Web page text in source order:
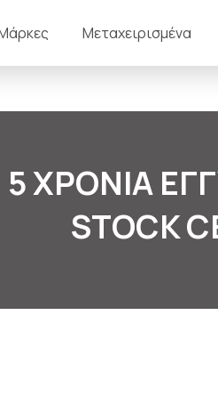
Μεταχειρισμένα
5 ΧΡΟΝΙΑ
STOCK